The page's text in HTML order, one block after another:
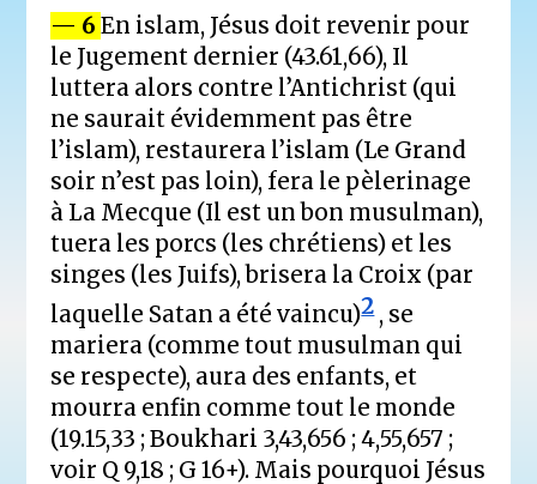
— 6 En islam, Jésus doit revenir pour
le Jugement dernier (43.61,66), Il
luttera alors contre l’Antichrist (qui
ne saurait évidemment pas être
l’islam), restaurera l’islam (Le Grand
soir n’est pas loin), fera le pèlerinage
à La Mecque (Il est un bon musulman),
tuera les porcs (les chrétiens) et les
singes (les Juifs), brisera la Croix (par
laquelle Satan a été vaincu)2, se
mariera (comme tout musulman qui
se respecte), aura des enfants, et
mourra enfin comme tout le monde
(19.15,33 ; Boukhari 3,43,656 ; 4,55,657 ;
voir Q 9,18 ; G 16+). Mais pourquoi Jésus